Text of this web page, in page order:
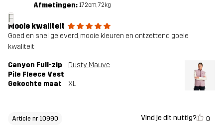
F
Afmetingen: 172cm, 72kg
Mooie kwaliteit
Goed en snel geleverd, mooie kleuren en ontzettend goeie
kwaliteit
Canyon Full-zip
Pile Fleece Vest
Dusty Mauve
Gekochte maat XL
Article nr 10990 Vind je dit nuttig? 0